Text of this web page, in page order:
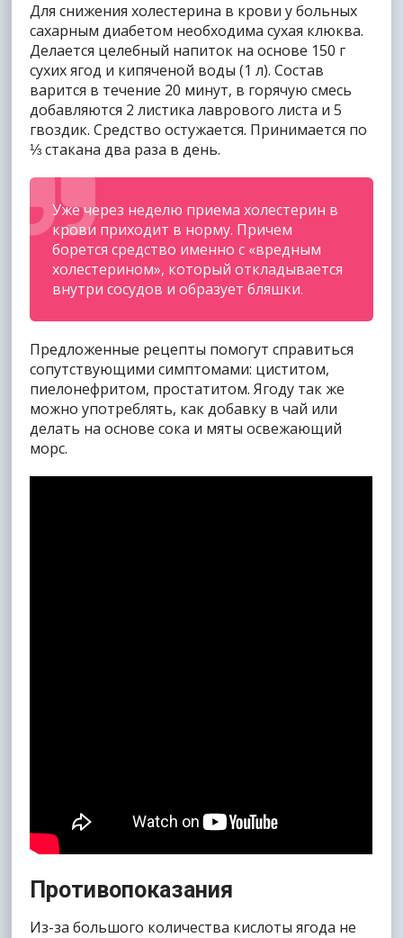
Для снижения холестерина в крови у больных
сахарным диабетом необходима сухая клюква.
Делается целебный напиток на основе 150 г
сухих ягод и кипяченой воды (1 л). Состав
варится в течение 20 минут, в горячую смесь
добавляются 2 листика лаврового листа и 5
гвоздик. Средство остужается. Принимается по
⅓ стакана два раза в день.
Уже через неделю приема холестерин в
крови приходит в норму. Причем
борется средство именно с «вредным
холестерином», который откладывается
внутри сосудов и образует бляшки.
Предложенные рецепты помогут справиться
сопутствующими симптомами: циститом,
пиелонефритом, простатитом. Ягоду так же
можно употреблять, как добавку в чай или
делать на основе сока и мяты освежающий
морс.
Противопоказания
Из-за большого количества кислоты ягода не